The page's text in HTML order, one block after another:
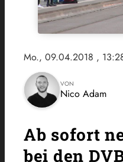
Mo., 09.04.2018 ,
VON
Nico Adam
Ab sofort
bei den